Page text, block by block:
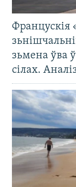
Францускія
зьмена ўва
сілах.